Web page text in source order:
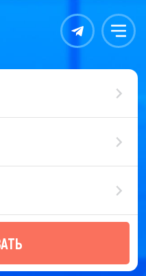
Контакты Меню